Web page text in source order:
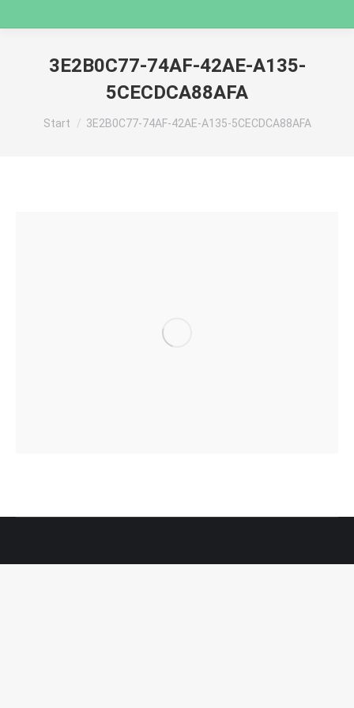
3E2B0C77-74AF-42AE-A135-
5CECDCA88AFA
Sie befinden sich hier:
Start 3E2B0C77-74AF-42AE-A135-5CECDCA88AFA